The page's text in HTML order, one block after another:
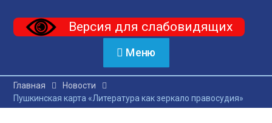
Версия для слабовидящих
Меню
Главная
Новости
Пушкинская карта «Литература как зеркало правосудия»